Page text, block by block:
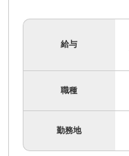
給与
職種
勤務地